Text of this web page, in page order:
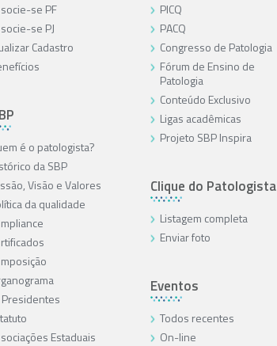
se PF
se PJ
Cadastro
é o patologista?
da SBP
Visão e Valores
da qualidade
Presidentes
Estaduais
PICQ
PACQ
Congresso de Patologia
Fórum de Ensino de
Patologia
Conteúdo Exclusivo
Ligas acadêmicas
Projeto SBP Inspira
Clique do Patologista
Listagem completa
Enviar foto
Eventos
Todos recentes
On-line